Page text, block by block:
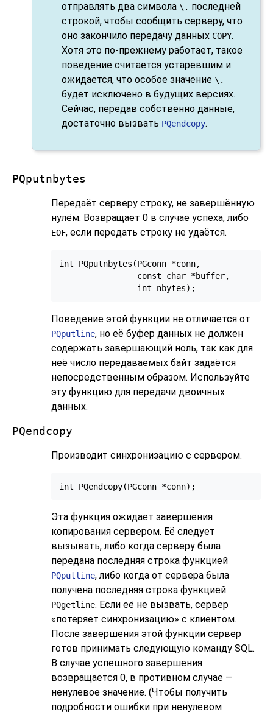
отправлять два символа \. последней
строкой, чтобы сообщить серверу, что
оно закончило передачу данных COPY.
Хотя это по-прежнему работает, такое
поведение считается устаревшим и
ожидается, что особое значение \.
будет исключено в будущих версиях.
Сейчас, передав собственно данные,
достаточно вызвать PQendcopy.
PQputnbytes
Передаёт серверу строку, не завершённую
нулём. Возвращает 0 в случае успеха, либо
EOF, если передать строку не удаётся.
int PQputnbytes(PGconn *conn,
                const char *buffer,
Поведение этой функции не отличается от
PQputline, но её буфер данных не должен
содержать завершающий ноль, так как для
неё число передаваемых байт задаётся
непосредственным образом. Используйте
эту функцию для передачи двоичных
данных.
PQendcopy
Производит синхронизацию с сервером.
Эта функция ожидает завершения
копирования сервером. Её следует
вызывать, либо когда серверу была
передана последняя строка функцией
PQputline, либо когда от сервера была
получена последняя строка функцией
PQgetline. Если её не вызвать, сервер
«потеряет синхронизацию» с клиентом.
После завершения этой функции сервер
готов принимать следующую команду SQL.
В случае успешного завершения
возвращается 0, в противном случае —
ненулевое значение. (Чтобы получить
подробности ошибки при ненулевом